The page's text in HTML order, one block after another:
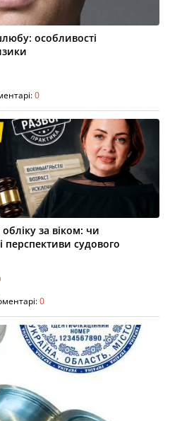
особливості
0
за віком: чи
перспективи судового
0